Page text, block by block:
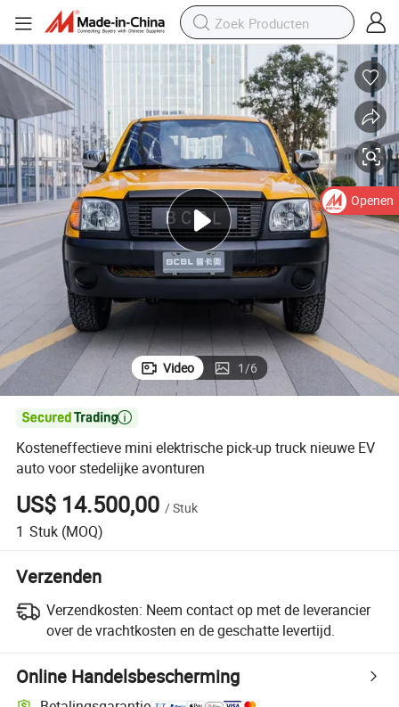
Video 1/6

Kosteneffectieve mini elektrische pick-up truck nieuwe EV
auto voor stedelijke avonturen
US$ 14.500,00 /Stuk
1 Stuk (MOQ)
Verzenden
Verzendkosten: Neem contact op met de leverancier
over de vrachtkosten en de geschatte levertijd.
Online Handelsbescherming
Openen